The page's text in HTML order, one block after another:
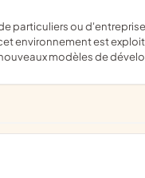
environnement est
modèles de